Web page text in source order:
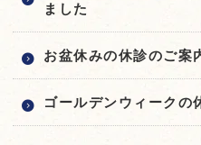
ました
お盆休みの休診のご案
ゴールデンウィークの